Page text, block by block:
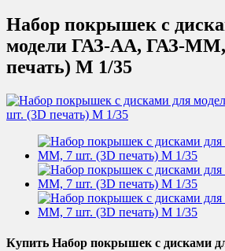
Набор покрышек с
модели ГАЗ-АА, ГАЗ-ММ,
печать) М 1/35
Купить Набор покрышек с дисками